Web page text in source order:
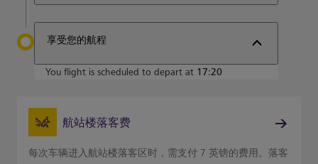
享受您的航程
You flight is scheduled to depart at 17:20
航站楼落客费
每次车辆进入航站楼落客区时，需支付 7 英镑的费用。落客